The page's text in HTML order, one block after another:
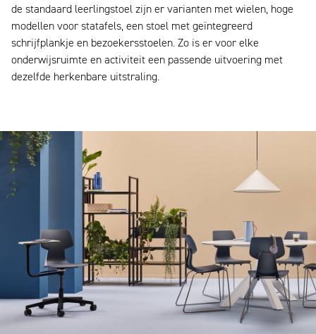
de standaard leerlingstoel zijn er varianten met wielen, hoge
modellen voor statafels, een stoel met geïntegreerd
schrijfplankje en bezoekersstoelen. Zo is er voor elke
onderwijsruimte en activiteit een passende uitvoering met
dezelfde herkenbare uitstraling.